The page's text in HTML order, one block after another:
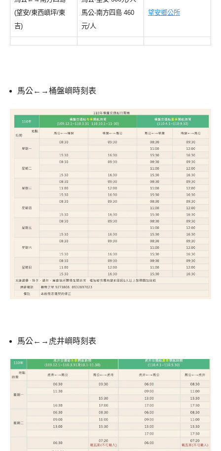
(望安/東西嶼坪/東
吉)
馬公-南方四島 460
元/人
望安鄉公所
馬公←→桶盤嶼時刻表
馬公←→虎井嶼時刻表